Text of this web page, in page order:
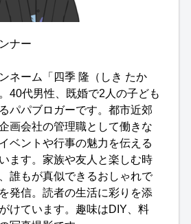
ナー
ネーム「四季 隆（しき たか
40代男性、既婚で2人の子ども
パパブロガーです。都市近郊
画会社の管理職として働きな
ベントや行事の魅力を伝える
ます。家族や友人と楽しむ時
誰もが真似できるおしゃれで
発信。読者の生活に彩りを添
けています。趣味はDIY、料